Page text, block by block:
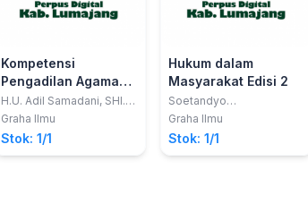
Kompetensi
Pengadilan Agama
Terhadap Tindak
Kekerasan dalam
Rumah Tangga
H.U. Adil Samadani, SHI.,
SS., MH.
Graha Ilmu
Stok: 1/1
Hukum dalam
Masyarakat Edisi 2
Soetandyo
Wignjosoebroto
Graha Ilmu
Stok: 1/1